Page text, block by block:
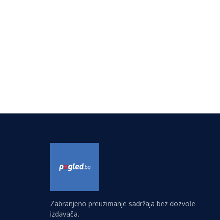
Zabranjeno preuzimanje sadržaja bez dozvole
izdavača.